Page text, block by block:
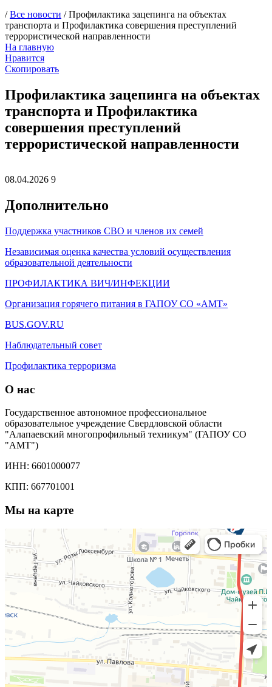
/Все новости / Профилактика зацепинга на объектах
транспорта и Профилактика совершения преступлений
террористической направленности
На главную
Нравится
Скопировать
Профилактика зацепинга на объектах
транспорта и Профилактика
совершения преступлений
террористической направленности
08.04.2026 9
Дополнительно
Поддержка участников СВО и членов их семей
Независимая оценка качества условий осуществления
образовательной деятельности
ПРОФИЛАКТИКА ВИЧ/ИНФЕКЦИИ
Организация горячего питания в ГАПОУ СО «АМТ»
BUS.GOV.RU
Наблюдательный совет
Профилактика терроризма
О нас
Государственное автономное профессиональное
образовательное учреждение Свердловской области
"Алапаевский многопрофильный техникум" (ГАПОУ СО
"АМТ")
ИНН: 6601000077
КПП: 667701001
Мы на карте